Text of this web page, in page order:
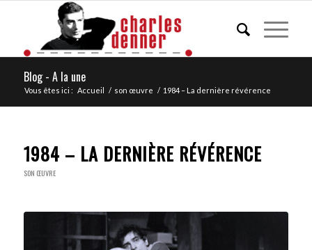
Blog - A la une
Vous êtes ici : Accueil / son œuvre / 1984 – La dernière révérence
1984 – LA DERNIÈRE RÉVÉRENCE
SON ŒUVRE